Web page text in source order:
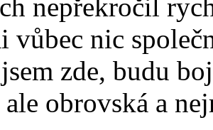
nepřekročil
vůbec nic
zde, budu
obrovská a